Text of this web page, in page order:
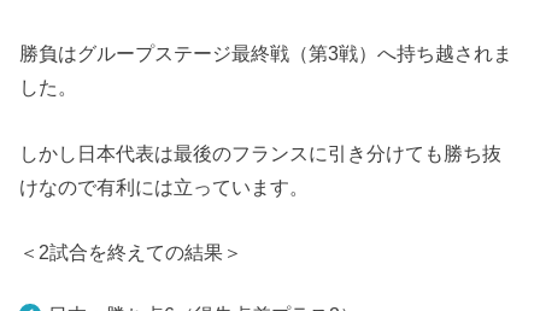
勝負はグループステージ最終戦（第3戦）へ持ち越されま
した。
しかし日本代表は最後のフランスに引き分けても勝ち抜
けなので有利には立っています。
＜2試合を終えての結果＞